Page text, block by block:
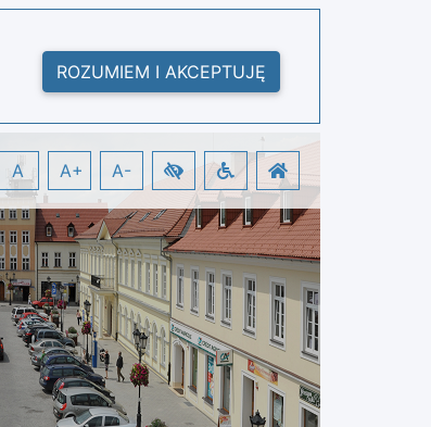
ROZUMIEM I AKCEPTUJĘ
A A+ A-